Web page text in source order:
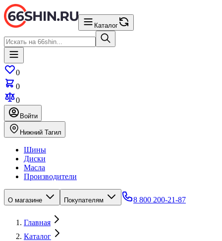
Каталог
0
0
0
Войти
Нижний Тагил
Шины
Диски
Масла
Производители
О магазине Покупателям 8 800 200-21-87
Главная
Каталог